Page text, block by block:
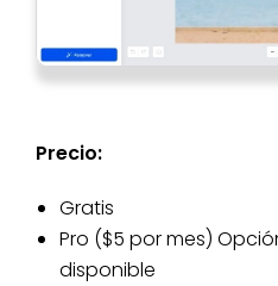
Precio:
Gratis
Pro ($5 por mes)
disponible